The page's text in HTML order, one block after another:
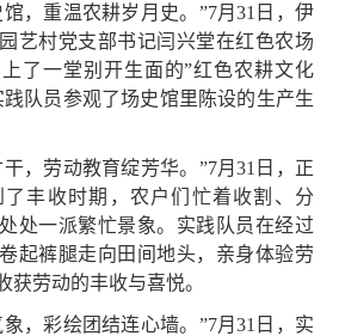
，重温农耕岁月史。”7月31日，伊
艺村党支部书记闫兴堂在红色农场
了一堂别开生面的”红色农耕文化
队员参观了场史馆里陈设的生产生
，劳动教育绽芳华。”7月31日，正
丰收时期，农户们忙着收割、分
处一派繁忙景象。实践队员在经过
起裤腿走向田间地头，亲身体验劳
获劳动的丰收与喜悦。
，彩绘团结连心墙。”7月31日，实